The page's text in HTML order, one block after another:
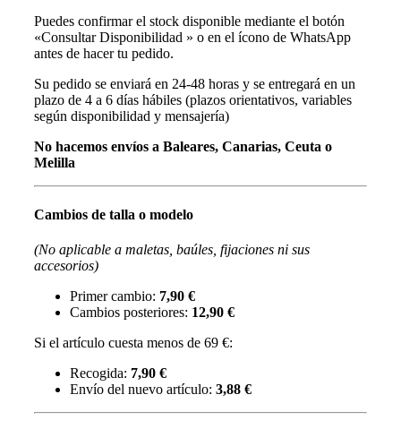
Puedes confirmar el stock disponible mediante el botón
«Consultar Disponibilidad » o en el ícono de WhatsApp
antes de hacer tu pedido.
Su pedido se enviará en 24-48 horas y se entregará en un
plazo de 4 a 6 días hábiles (plazos orientativos, variables
según disponibilidad y mensajería)
No hacemos envíos a Baleares, Canarias, Ceuta o
Melilla
Cambios de talla o modelo
(No aplicable a maletas, baúles, fijaciones ni sus
accesorios)
Primer cambio: 7,90 €
Cambios posteriores: 12,90 €
Si el artículo cuesta menos de 69 €:
Recogida: 7,90 €
Envío del nuevo artículo: 3,88 €